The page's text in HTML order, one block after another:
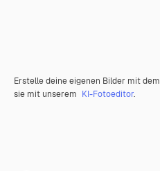
Erstelle deine eigenen Bilder mit dem
sie mit unserem KI-Fotoeditor.